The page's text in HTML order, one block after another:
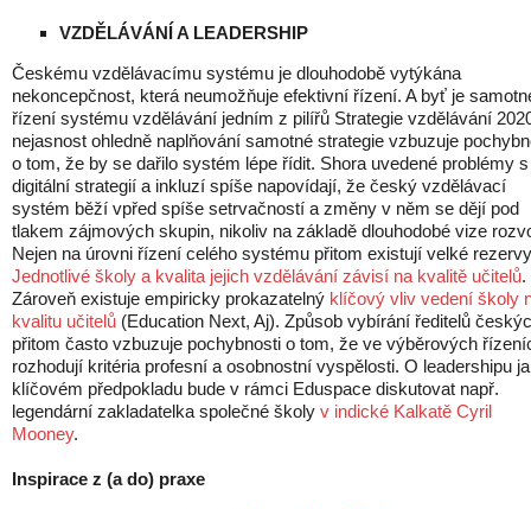
VZDĚLÁVÁNÍ A LEADERSHIP
Českému vzdělávacímu systému je dlouhodobě vytýkána
nekoncepčnost, která neumožňuje efektivní řízení. A byť je
řízení systému vzdělávání jedním z pilířů Strategie vzdělávání
nejasnost ohledně naplňování samotné strategie vzbuzuje
o tom, že by se dařilo systém lépe řídit. Shora uvedené problémy s
digitální strategií a inkluzí spíše napovídají, že český vzdělávací
systém běží vpřed spíše setrvačností a změny v něm se dějí pod
tlakem zájmových skupin, nikoliv na základě dlouhodobé vize
Nejen na úrovni řízení celého systému přitom existují velké
Jednotlivé školy a kvalita jejich vzdělávání závisí na kvalitě učitelů.
Zároveň existuje empiricky prokazatelný klíčový vliv vedení školy
kvalitu učitelů (Education Next, Aj). Způsob vybírání ředitelů
přitom často vzbuzuje pochybnosti o tom, že ve výběrových
rozhodují kritéria profesní a osobnostní vyspělosti. O leadershipu
klíčovém předpokladu bude v rámci Eduspace diskutovat např.
legendární zakladatelka společné školy v indické Kalkatě Cyril
Mooney.
Inspirace z (a do) praxe